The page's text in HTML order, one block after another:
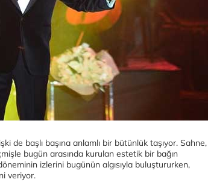
de başlı başına anlamlı bir bütünlük taşıyor. Sahne,
bugün arasında kurulan estetik bir bağın
izlerini bugünün algısıyla buluştururken,
veriyor.